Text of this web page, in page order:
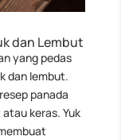
dan Lembut
yang pedas
dan lembut.
panada
keras. Yuk